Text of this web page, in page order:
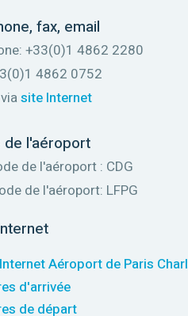
fax, email
+33(0)1 4862 2280
4862 0752
site Internet
de l'aéroport
de l'aéroport : CDG
de l'aéroport: LFPG
Aéroport de Paris
d'arrivée
de départ